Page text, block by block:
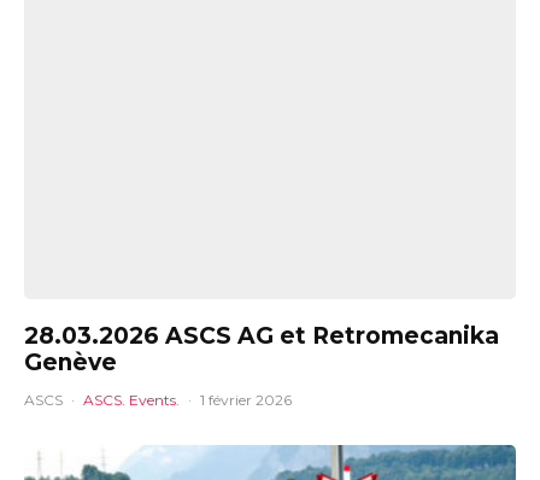
28.03.2026 ASCS AG et Retromecanika
Genève
ASCS · ASCS. Events. · 1 février 2026